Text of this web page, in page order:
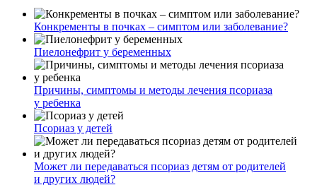
Конкременты в почках – симптом или заболевание?
Пиелонефрит у беременных
Причины, симптомы и методы лечения псориаза
у ребенка
Псориаз у детей
Может ли передаваться псориаз детям от родителей
и других людей?